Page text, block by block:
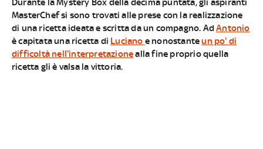
Durante la Mystery Box della decima puntata, gli aspiranti
MasterChef si sono trovati alle prese con la realizzazione
di una ricetta ideata e scritta da un compagno. AdAntonio
è capitata una ricetta di Luciano e nonostanteun po' di
difficoltà nell'interpretazionealla fine proprio quella
ricetta gli è valsa la vittoria.